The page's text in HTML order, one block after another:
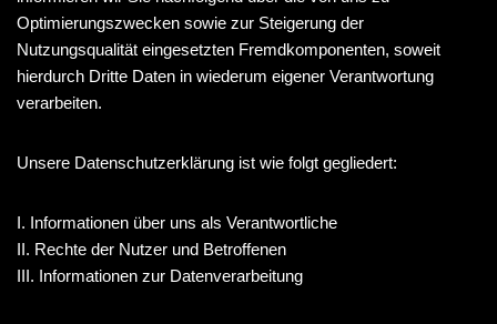
Optimierungszwecken sowie zur Steigerung der
Nutzungsqualität eingesetzten Fremdkomponenten, soweit
hierdurch Dritte Daten in wiederum eigener Verantwortung
verarbeiten.
Unsere Datenschutzerklärung ist wie folgt gegliedert:
I. Informationen über uns als Verantwortliche
II. Rechte der Nutzer und Betroffenen
III. Informationen zur Datenverarbeitung